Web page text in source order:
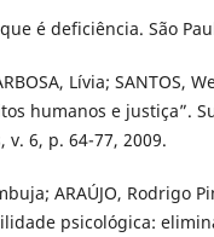
é deficiência. São
Lívia; SANTOS,
humanos e justiça”.
v. 6, p. 64-77, 2009.
ARAÚJO, Rodrigo
psicológica: